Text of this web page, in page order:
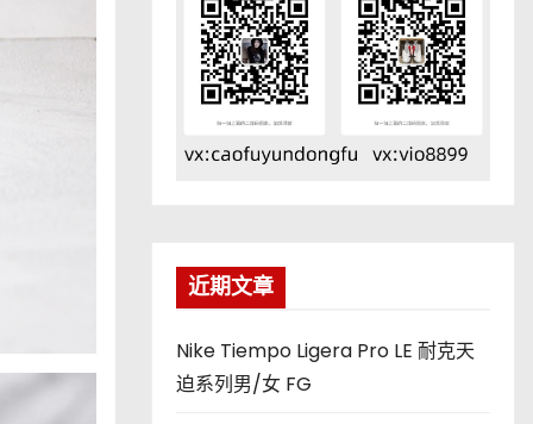
近期文章
Nike Tiempo Ligera Pro LE 耐克天
迫系列男/女 FG